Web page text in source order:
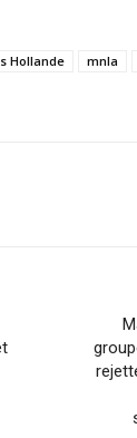
Hollande mnla